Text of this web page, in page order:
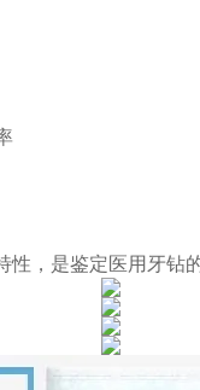
性 ，是鉴定医用牙钻